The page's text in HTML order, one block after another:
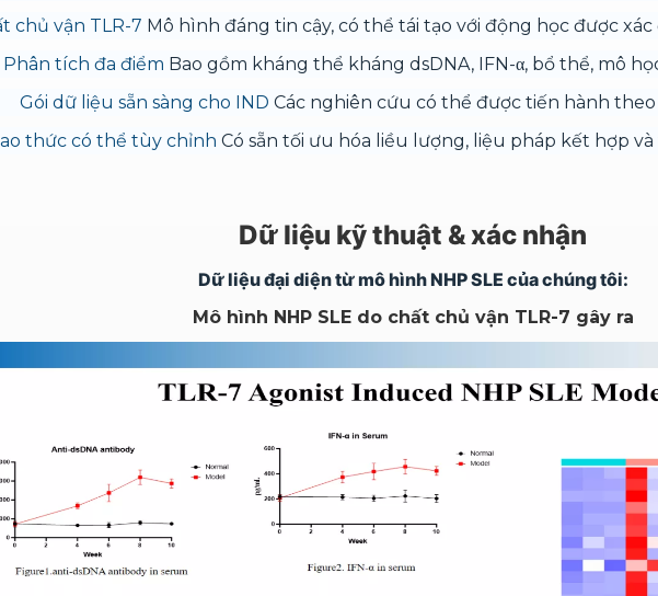
chủ vận TLR-7 Mô hình đáng tin cậy, có thể tái tạo với động học được xác
Phân tích đa điểm Bao gồm kháng thể kháng dsDNA, IFN-α, bổ thể, mô
Gói dữ liệu sẵn sàng cho IND Các nghiên cứu có thể được tiến hành
thức có thể tùy chỉnh Có sẵn tối ưu hóa liều lượng, liệu pháp kết hợp
Dữ liệu kỹ thuật & xác nhận
Dữ liệu đại diện từ mô hình NHP SLE của chúng tôi:
Mô hình NHP SLE do chất chủ vận TLR-7 gây ra